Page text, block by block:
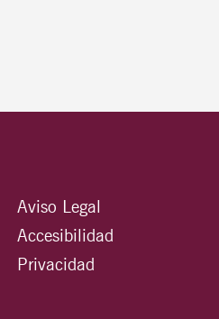
Aviso Legal
Accesibilidad
Privacidad